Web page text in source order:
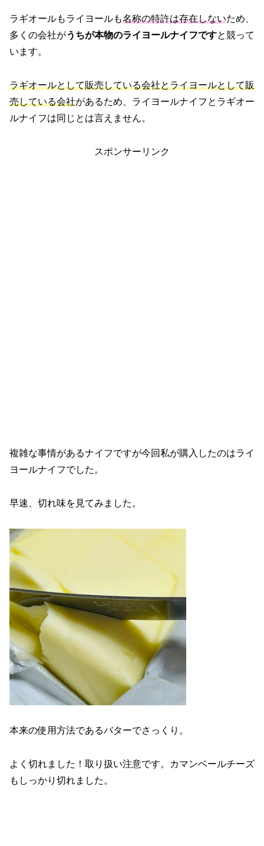
ラギオールもライヨールも名称の特許は存在しないため、
多くの会社がうちが本物のライヨールナイフですと競って
います。
ラギオールとして販売している会社とライヨールとして販
売している会社があるため、ライヨールナイフとラギオー
ルナイフは同じとは言えません。
スポンサーリンク
複雑な事情があるナイフですが今回私が購入したのはライ
ヨールナイフでした。
早速、切れ味を見てみました。
本来の使用方法であるバターでさっくり。
よく切れました！取り扱い注意です。カマンベールチーズ
もしっかり切れました。